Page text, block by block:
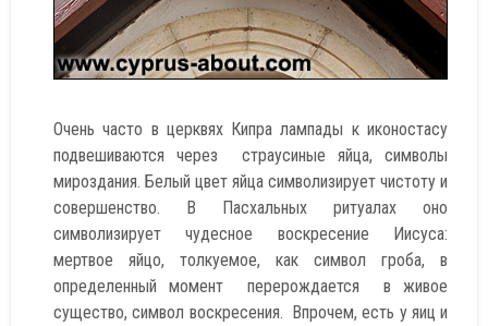
Очень часто в церквях Кипра лампады к иконостасу
подвешиваются через страусиные яйца, символы
мироздания. Белый цвет яйца символизирует чистоту и
совершенство. В Пасхальных ритуалах оно
символизирует чудесное воскресение Иисуса:
мертвое яйцо, толкуемое, как символ гроба, в
определенный момент перерождается в живое
существо, символ воскресения. Впрочем, есть у яиц и